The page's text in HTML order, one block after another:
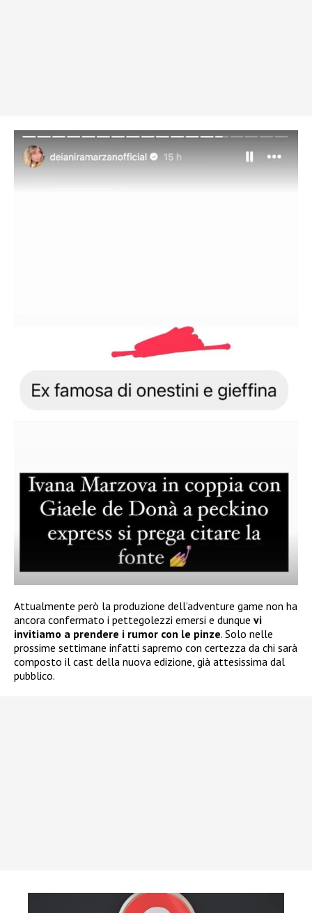
Attualmente però la produzione dell’adventure game non ha
ancora confermato i pettegolezzi emersi e dunque vi
invitiamo a prendere i rumor con le pinze. Solo nelle
prossime settimane infatti sapremo con certezza da chi sarà
composto il cast della nuova edizione, già attesissima dal
pubblico.